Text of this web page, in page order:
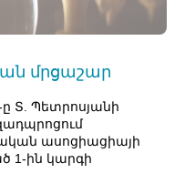
մրցաշար
ը Տ. Պետրոսյանի
ասոցիացիայի
1-ին կարգի